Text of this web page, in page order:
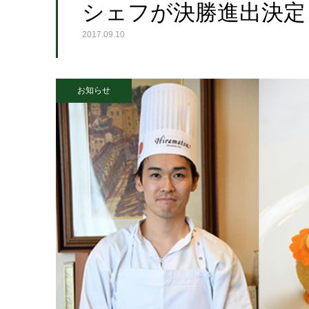
シェフが決勝進出決
2017.09.10
お知らせ